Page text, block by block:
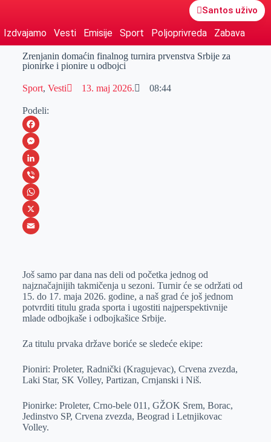
Santos uživo
Izdvajamo Vesti Emisije Sport Poljoprivreda Zabava
Zrenjanin domaćin finalnog turnira prvenstva Srbije za
pionirke i pionire u odbojci
Sport, Vesti 13. maj 2026. 08:44
Podeli:
F
a
c
e
b
o
M
e
s
s
e
e
r
L
i
n
k
I
n
V
i
b
W
h
s
A
p
X
a
i
l
Još samo par dana nas deli od početka jednog od
najznačajnijih takmičenja u sezoni. Turnir će se održati od
15. do 17. maja 2026. godine, a naš grad će još jednom
potvrditi titulu grada sporta i ugostiti najperspektivnije
mlade odbojkaše i odbojkašice Srbije.
Za titulu prvaka države boriće se sledeće ekipe:
Pioniri: Proleter, Radnički (Kragujevac), Crvena zvezda,
Laki Star, SK Volley, Partizan, Crnjanski i Niš.
Pionirke: Proleter, Crno-bele 011, GŽOK Srem, Borac,
Jedinstvo SP, Crvena zvezda, Beograd i Letnjikovac
Volley.